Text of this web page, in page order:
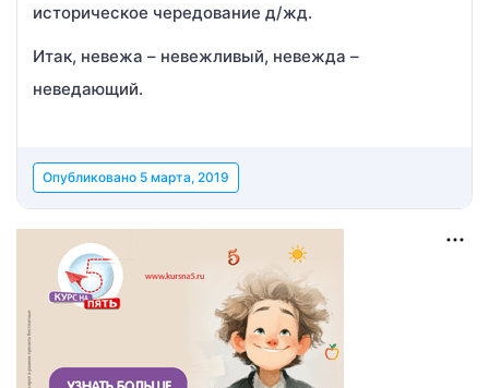
историческое чередование д/жд.
Итак, невежа – невежливый, невежда –
неведающий.
Опубликовано 5 марта, 2019